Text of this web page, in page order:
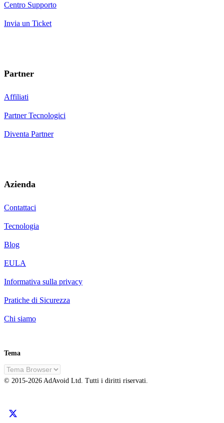
Centro Supporto
Invia un Ticket
Partner
Affiliati
Partner Tecnologici
Diventa Partner
Azienda
Contattaci
Tecnologia
Blog
EULA
Informativa sulla privacy
Pratiche di Sicurezza
Chi siamo
Tema
© 2015-2026 AdAvoid Ltd. Tutti i diritti riservati.